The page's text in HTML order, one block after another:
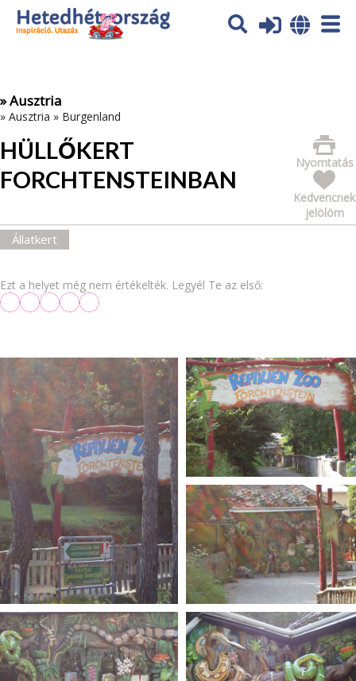
Az oldal sütiket (cookies) használ. További tájékoztatás itt:
Adatvédelmi tájékoztató
» Ausztria
» Ausztria » Burgenland
HÜLLŐKERT
FORCHTENSTEINBAN
Nyomtatás
Kedvencnek
jelölöm
Állatkert
Ezt a helyet még nem értékelték. Legyél Te az első: